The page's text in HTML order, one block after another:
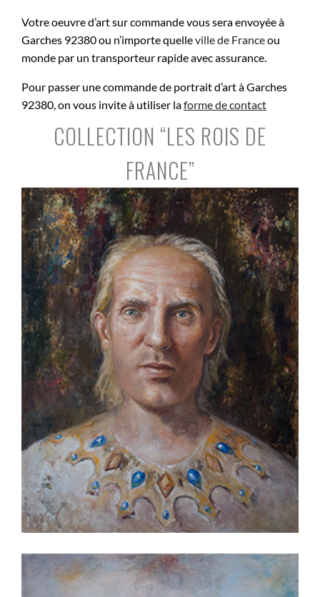
Votre oeuvre d’art sur commande vous sera envoyée à
Garches 92380 ou n’importe quelleville de Franceou
monde par un transporteur rapide avec assurance.
Pour passer une commande de portrait d’art à Garches
92380, on vous invite à utiliser laforme de contact
COLLECTION “LES ROIS DE
FRANCE”